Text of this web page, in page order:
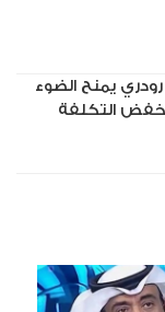
رودري يمنح الضوء
التكلفة